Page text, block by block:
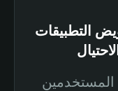
التطبيقات